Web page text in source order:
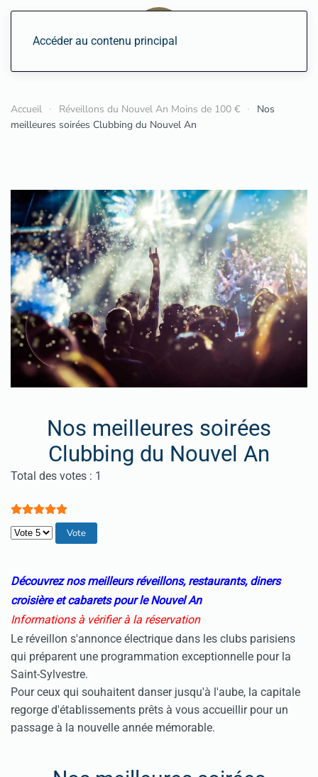
Accéder au contenu principal
Accueil Réveillons du Nouvel An Moins de 100 €
Nos
meilleures soirées Clubbing du Nouvel An
Nos meilleures soirées
Clubbing du Nouvel An
Vote utilisateur:5/
Total des votes : 1
Veuillez voter
Découvrez nos meilleurs réveillons, restaurants, diners
croisière et cabarets pour le Nouvel An
Informations à vérifier à la réservation
Le réveillon s'annonce électrique dans les clubs parisiens
qui préparent une programmation exceptionnelle pour la
Saint-Sylvestre.
Pour ceux qui souhaitent danser jusqu'à l'aube, la capitale
regorge d'établissements prêts à vous accueillir pour un
passage à la nouvelle année mémorable.